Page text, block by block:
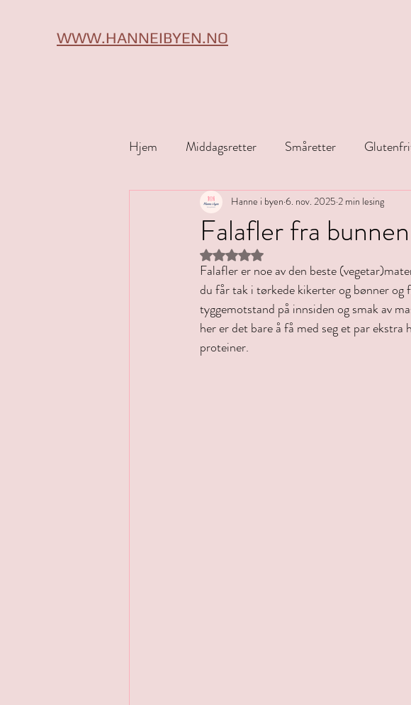
WWW.HANNEIBYEN.NO
Hjem Middagsretter Småretter
Tips & triks Halloween Juleoppskrifter
Falafler fra bunnen
Hanne i byen 6. nov. 2025 2 min lesing
Gitt NaN av 5 stjerner.
Falafler er noe av den beste
du får tak i tørkede kikerter og bønner
tyggemotstand på innsiden og smak av
her er det bare å få med seg et par
proteiner.